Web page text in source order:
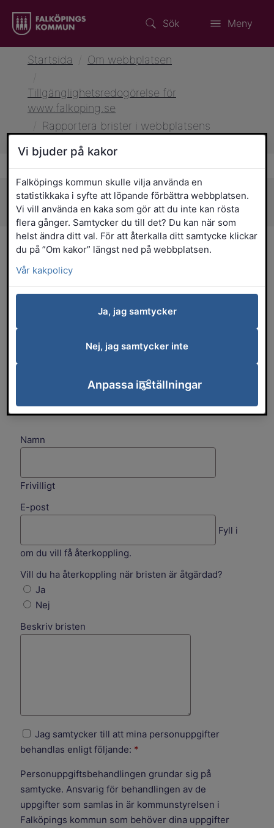
Sök Meny
Startsida
Om webbplatsen
Tillgänglighetsredogörelse för
www.falkoping.se
Rapportera brister i webbplatsens
Sidans innehåll
Rapportera brister i
webbplatsens tillgänglighet
webbplatsens tillgänglighet.
Om du upptäcker problem som inte är beskrivna i
vi inte uppfyller lagens krav, vänligen meddela oss
via formuläret nedan. Glöm inte att fylla i din e-
post om du vill få återkoppling.
Namn
Frivilligt
E-post
Fyll i
om du vill få återkoppling.
Vill du ha återkoppling när bristen är åtgärdad?
Vill du ha återkoppling när bristen är åtgärdad?
Ja
Nej
Beskriv bristen
Jag samtycker till att mina personuppgifter
behandlas enligt följande: *
Personuppgiftsbehandlingen grundar sig på
samtycke. Ansvarig för behandlingen av de
uppgifter som samlas in är kommunstyrelsen i
Falköpings kommun som behöver dina uppgifter
Vi bjuder på kakor
Falköpings kommun skulle vilja använda en
statistikkaka i syfte att löpande förbättra webbplatsen.
Vi vill använda en kaka som gör att du inte kan rösta
flera gånger. Samtycker du till det? Du kan när som
helst ändra ditt val. För att återkalla ditt samtycke klickar
du på ”Om kakor” längst ned på webbplatsen.
Vår kakpolicy
Ja, jag samtycker
Nej, jag samtycker inte
Anpassa inställningar